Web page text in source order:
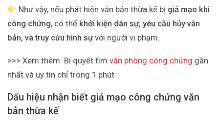
Như vậy, nếu phát hiện văn bản thừa kế bị giả mạo khi
công chứng, có thể khởi kiện dân sự, yêu cầu hủy văn
bản, và truy cứu hình sựvới người vi phạm.
>>> Xem thêm: Bí quyết tìm văn phòng công chứng gần
nhất và uy tín chỉ trong 1 phút
Dấu hiệu nhận biết giả mạo công chứng văn
bản thừa kế